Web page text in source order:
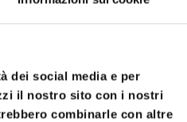
dei social media e per
il nostro sito con i nostri
combinarle con altre